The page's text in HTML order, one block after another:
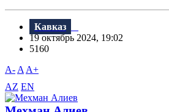
Кавказ
19 октябрь 2024, 19:02
5160
A- A A+
AZ EN